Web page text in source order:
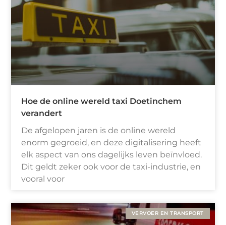
Hoe de online wereld taxi Doetinchem
verandert
De afgelopen jaren is de online wereld
enorm gegroeid, en deze digitalisering heeft
elk aspect van ons dagelijks leven beïnvloed.
Dit geldt zeker ook voor de taxi-industrie, en
vooral voor
VERVOER EN TRANSPORT